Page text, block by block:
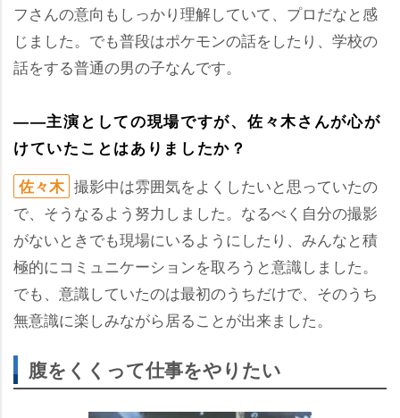
フさんの意向もしっかり理解していて、プロだなと感
じました。でも普段はポケモンの話をしたり、学校の
話をする普通の男の子なんです。
――主演としての現場ですが、佐々木さんが心が
けていたことはありましたか？
佐々木 撮影中は雰囲気をよくしたいと思っていたの
で、そうなるよう努力しました。なるべく自分の撮影
がないときでも現場にいるようにしたり、みんなと積
極的にコミュニケーションを取ろうと意識しました。
でも、意識していたのは最初のうちだけで、そのうち
無意識に楽しみながら居ることが出来ました。
腹をくくって仕事をやりたい